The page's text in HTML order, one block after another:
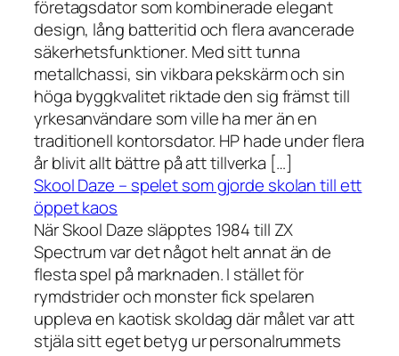
företagsdator som kombinerade elegant
design, lång batteritid och flera avancerade
säkerhetsfunktioner. Med sitt tunna
metallchassi, sin vikbara pekskärm och sin
höga byggkvalitet riktade den sig främst till
yrkesanvändare som ville ha mer än en
traditionell kontorsdator. HP hade under flera
år blivit allt bättre på att tillverka […]
Skool Daze – spelet som gjorde skolan till ett
öppet kaos
När Skool Daze släpptes 1984 till ZX
Spectrum var det något helt annat än de
flesta spel på marknaden. I stället för
rymdstrider och monster fick spelaren
uppleva en kaotisk skoldag där målet var att
stjäla sitt eget betyg ur personalrummets